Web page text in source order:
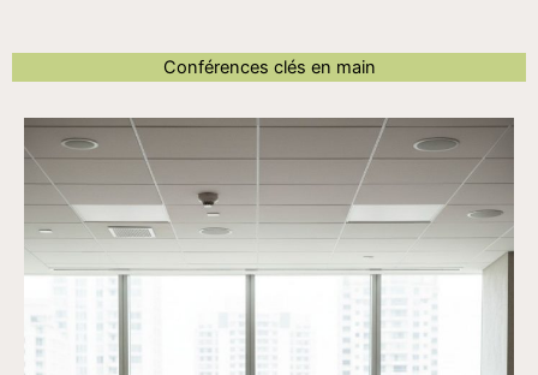
Conférences clés en main